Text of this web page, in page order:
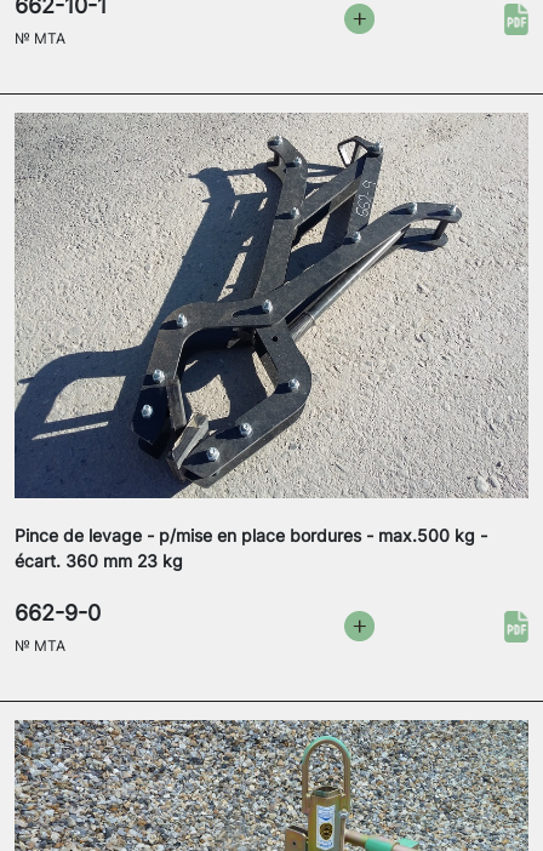
662-10-1
№ MTA
Pince de levage - p/mise en place bordures - max.500 kg -
écart. 360 mm 23 kg
662-9-0
№ MTA